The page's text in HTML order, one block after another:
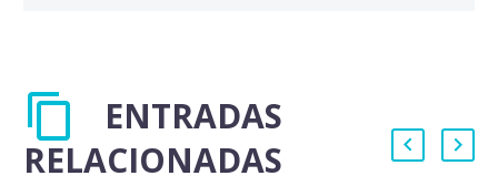
ENTRADAS
RELACIONADAS